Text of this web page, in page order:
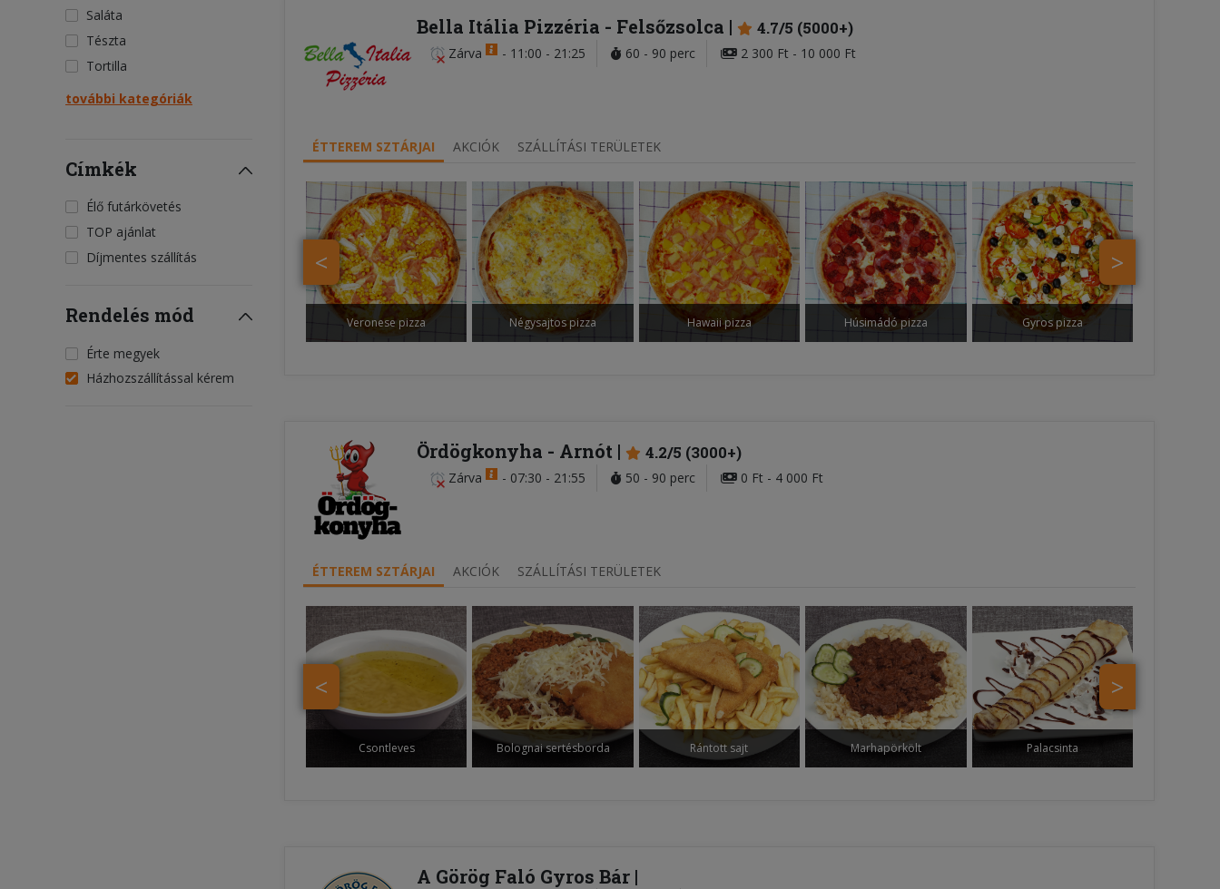
Saláta
Tészta
Tortilla
további kategóriák
Címkék
Élő futárkövetés
TOP ajánlat
Díjmentes szállítás
Rendelés mód
Érte megyek
Házhozszállítással kérem
Bella Itália Pizzéria - Felsőzsolca 4.7/5 (5000+)
Zárva - 11:00 - 21:25 60 - 90 perc 2 300 Ft - 10 000 Ft
ÉTTEREM SZTÁRJAI AKCIÓK SZÁLLÍTÁSI TERÜLETEK
>
<
Veronese pizza Négysajtos pizza Hawaii pizza Húsimádó pizza Gyros pizza
Ördögkonyha - Arnót 4.2/5 (3000+)
Zárva - 07:30 - 21:55 50 - 90 perc 0 Ft - 4 000 Ft
ÉTTEREM SZTÁRJAI AKCIÓK SZÁLLÍTÁSI TERÜLETEK
>
<
Csontleves Bolognai sertésborda Rántott sajt Marhapörkölt Palacsinta
A Görög Faló Gyros Bár